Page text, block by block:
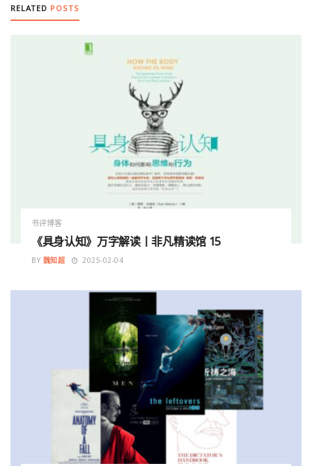
RELATED POSTS
书评博客
《具身认知》万字解读丨非凡精读馆 15
BY 魏知超 2025-02-04